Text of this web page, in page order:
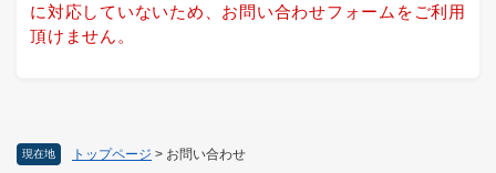
現在地 トップページ > お問い合わせ
に対応していないため、お問い合わせフォームをご利用
頂けません。